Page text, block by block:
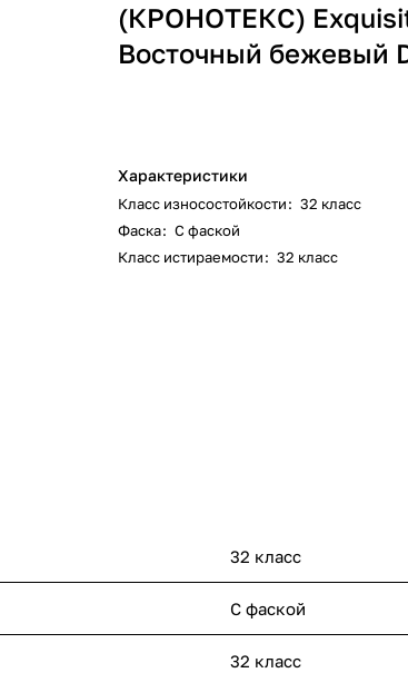
(КРОНОТЕКС)
Восточный бежевый
Характеристики
Класс износостойкости: 32 класс
Фаска: С фаской
Класс истираемости: 32 класс
32 класс
С фаской
32 класс